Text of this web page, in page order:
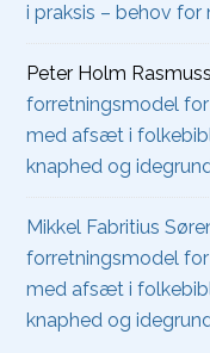
i praksis – behov for
Peter Holm
forretningsmodel
med afsæt i
knaphed og
Mikkel Fabritius
forretningsmodel
med afsæt i
knaphed og